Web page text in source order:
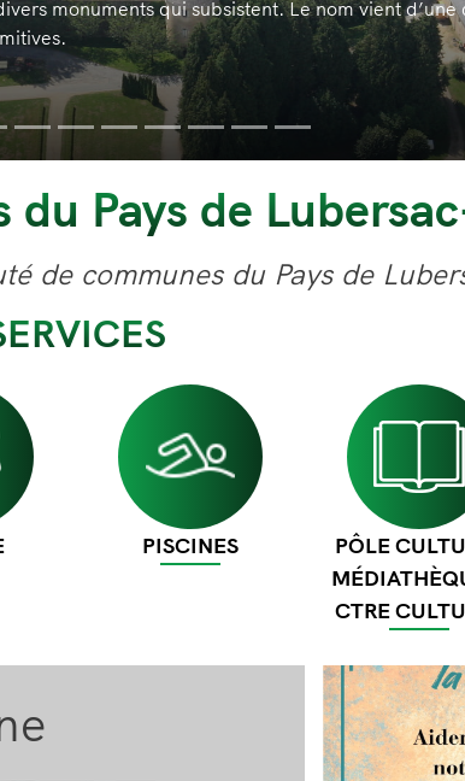
nord ouest du département de la Corrèze. Elle est
Auvézère.
Pays de
de communes du Pays de
Image
PISCINES
Image
PÔLE
CTRE
Image